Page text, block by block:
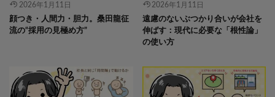
2026年1月11日
顔つき・人間力・胆力。桑田龍征
流の“採用の見極め方”
2026年1月11日
遠慮のないぶつかり合いが会社を
伸ばす：現代に必要な「根性論」
の使い方